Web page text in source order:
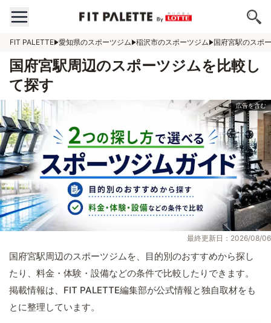
FIT PALETTE 愛知県のスポーツジム 稲沢市のスポーツジム 国府宮駅のスポ
国府宮駅周辺のスポーツジムを比較し
て探す
最終更新日：2026/08/06
国府宮駅周辺のスポーツジムを、目的別のおすすめから探し
たり、料金・体験・設備などの条件で比較したりできます。
掲載情報は、FIT PALETTE編集部が公式情報と独自取材をも
とに整理しています。